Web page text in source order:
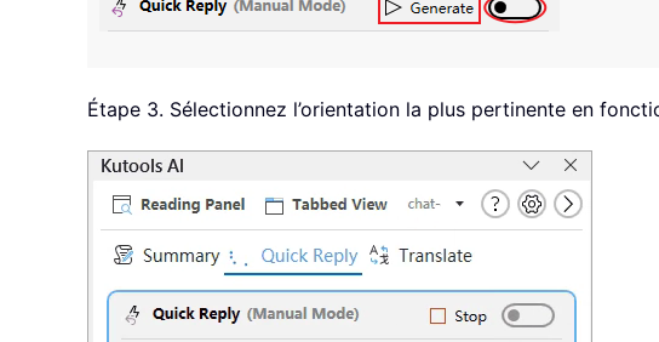
Étape 3. Sélectionnez l’orientation la plus pertinente en